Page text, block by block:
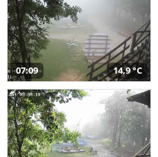
07:09 14,9 °C